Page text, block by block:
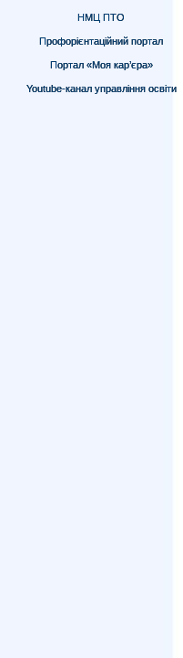
НМЦ ПТО
Профорієнтаційний портал
Портал «Моя кар’єра»
Youtube-канал управління освіти